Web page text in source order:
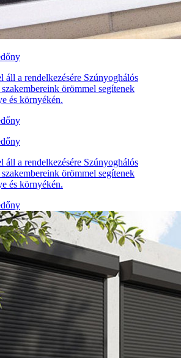
áll a rendelkezésére Szúnyoghálós
örömmel segítenek
és környékén.
áll a rendelkezésére Szúnyoghálós
örömmel segítenek
és környékén.